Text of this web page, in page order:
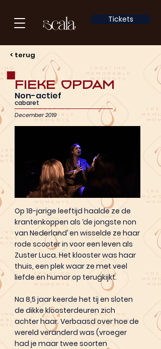
Tickets
< terug
Fieke Opdam
Non-actief
cabaret
December 2019
Op 18-jarige leeftijd haalde ze de
krantenkoppen als ‘de jongste non
van Nederland’ en wisselde ze haar
rode scooter in voor een leven als
Zuster Luca. Het klooster was haar
thuis, een plek waar ze met veel
liefde en humor op terugkijkt.
Na 8,5 jaar keerde het tij en sloten
de dikke kloosterdeuren zich
achter haar. Verbaasd over hoe de
wereld veranderd was (vroeger
had je maar twee soorten